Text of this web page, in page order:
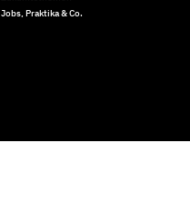
Jobs, Praktika & Co.